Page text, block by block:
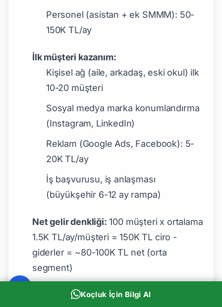
Personel (asistan + ek SMMM): 50-
150K TL/ay
İlk müşteri kazanım:
Kişisel ağ (aile, arkadaş, eski okul) ilk
10-20 müşteri
Sosyal medya marka konumlandırma
(Instagram, LinkedIn)
Reklam (Google Ads, Facebook): 5-
20K TL/ay
İş başvurusu, iş anlaşması
(büyükşehir 6-12 ay rampa)
Net gelir denkliği: 100 müşteri x ortalama
1.5K TL/ay/müşteri = 150K TL ciro -
giderler = ~80-100K TL net (orta
segment)
Sık Sorulan Sorular (FAQ)
Koçluk İçin Bilgi Al